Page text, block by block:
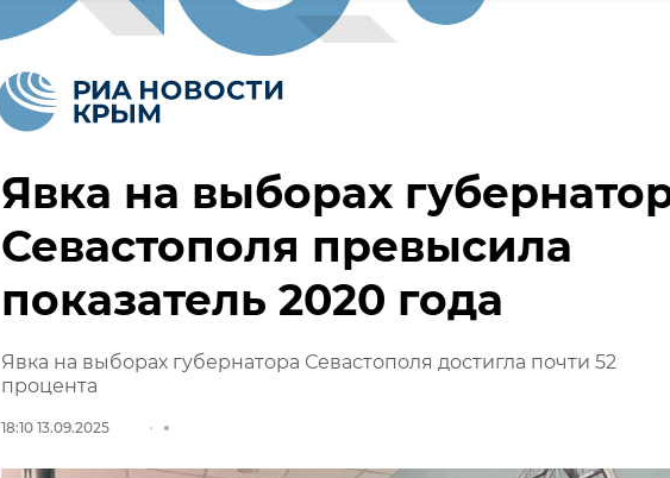
Явка на выборах
Севастополя превысила
показатель 2020 года
Явка на выборах губернатора Севастополя достигла почти 52
процента
18:10 13.09.2025